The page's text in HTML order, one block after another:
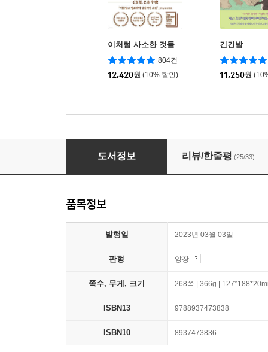
이처럼 사소한 것들
804건
12,420원 (10% 할인)
긴긴밤
11,250원
중급 한국어
도서정보 리뷰/한줄평 (25/33)
품목정보
발행일 2023년 03월 03일
판형 양장
쪽수, 무게, 크기 268쪽 | 366g |
ISBN13 9788937473838
ISBN10 8937473836